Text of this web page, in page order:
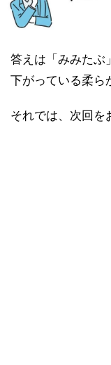
答えは「みみたぶ
下がっている柔ら
それでは、次回を